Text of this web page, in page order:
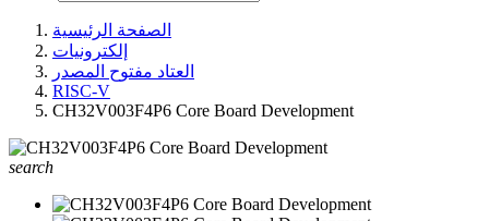
الصفحة الرئيسية
إلكترونيات
العتاد مفتوح المصدر
RISC-V
CH32V003F4P6 Core Board Development
search